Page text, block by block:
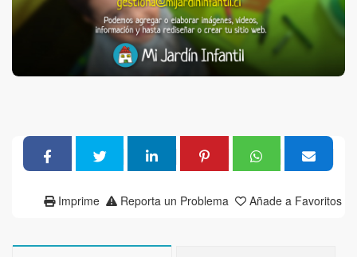
Añade a Favoritos
Reporta un Problema
Imprime